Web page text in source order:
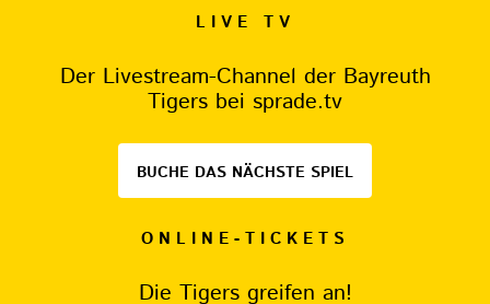
LIVE TV
Der Livestream-Channel der Bayreuth
Tigers bei sprade.tv
BUCHE DAS NÄCHSTE SPIEL
ONLINE-TICKETS
Die Tigers greifen an!